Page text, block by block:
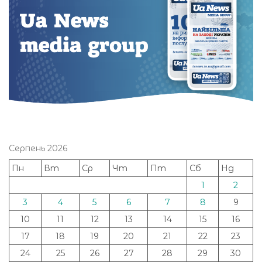
Серпень 2026
Пн
Вт Ср Чт Пт Сб
Нд
1
2
3
4 5 6 7 8
9
10
11 12 13 14 15
16
17
18 19 20 21 22
23
24
25 26 27 28 29
30